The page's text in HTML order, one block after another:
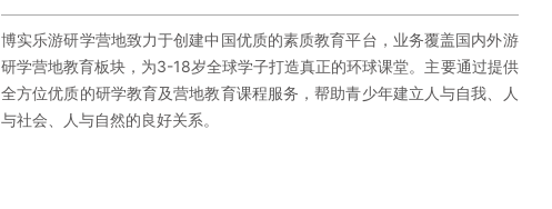
博实乐游研学营地致力于创建中国优质的素质教育平台，业务覆盖国内外游
研学营地教育板块，为3-18岁全球学子打造真正的环球课堂。主要通过提供
全方位优质的研学教育及营地教育课程服务，帮助青少年建立人与自我、人
与社会、人与自然的良好关系。